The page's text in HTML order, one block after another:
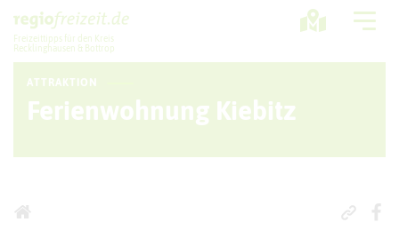
Freizeittipps für den Kreis
Recklinghausen & Bottrop
ATTRAKTION
Ferienwohnung Kiebitz